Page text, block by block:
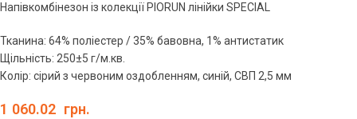
Напівкомбінезон із колекції PIORUN лінійки SPECIAL
Тканина: 64% поліестер / 35% бавовна, 1% антистатик
Щільність: 250±5 г/м.кв.
Колір: сірий з червоним оздобленням, синій, СВП 2,5 мм
1 060.02 грн.